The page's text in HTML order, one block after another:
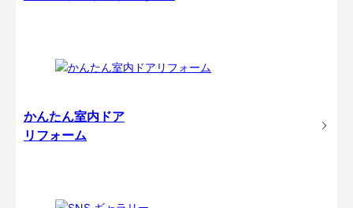
かんたん室内ドア
リフォーム